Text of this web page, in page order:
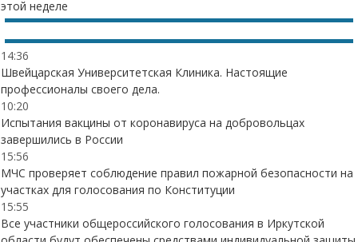
этой неделе
14:36
Швейцарская Университетская Клиника. Настоящие
профессионалы своего дела.
10:20
Испытания вакцины от коронавируса на добровольцах
завершились в России
15:56
МЧС проверяет соблюдение правил пожарной безопасности на
участках для голосования по Конституции
15:55
Все участники общероссийского голосования в Иркутской